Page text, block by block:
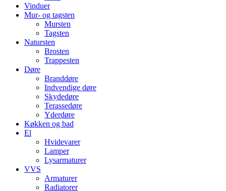
Vinduer
Mur- og tagsten
Mursten
Tagsten
Natursten
Brosten
Trappesten
Døre
Branddøre
Indvendige døre
Skydedøre
Terassedøre
Yderdøre
Køkken og bad
El
Hvidevarer
Lamper
Lysarmaturer
VVS
Armaturer
Radiatorer